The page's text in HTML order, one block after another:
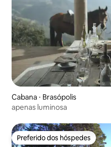
Cabana ⋅ Brasópolis
apenas luminosa
Preferido dos hóspedes
Preferido dos hóspedes